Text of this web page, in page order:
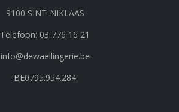
9100 SINT-NIKLAAS
Telefoon: 03 776 16 21
info@dewaellingerie.be
BE0795.954.284